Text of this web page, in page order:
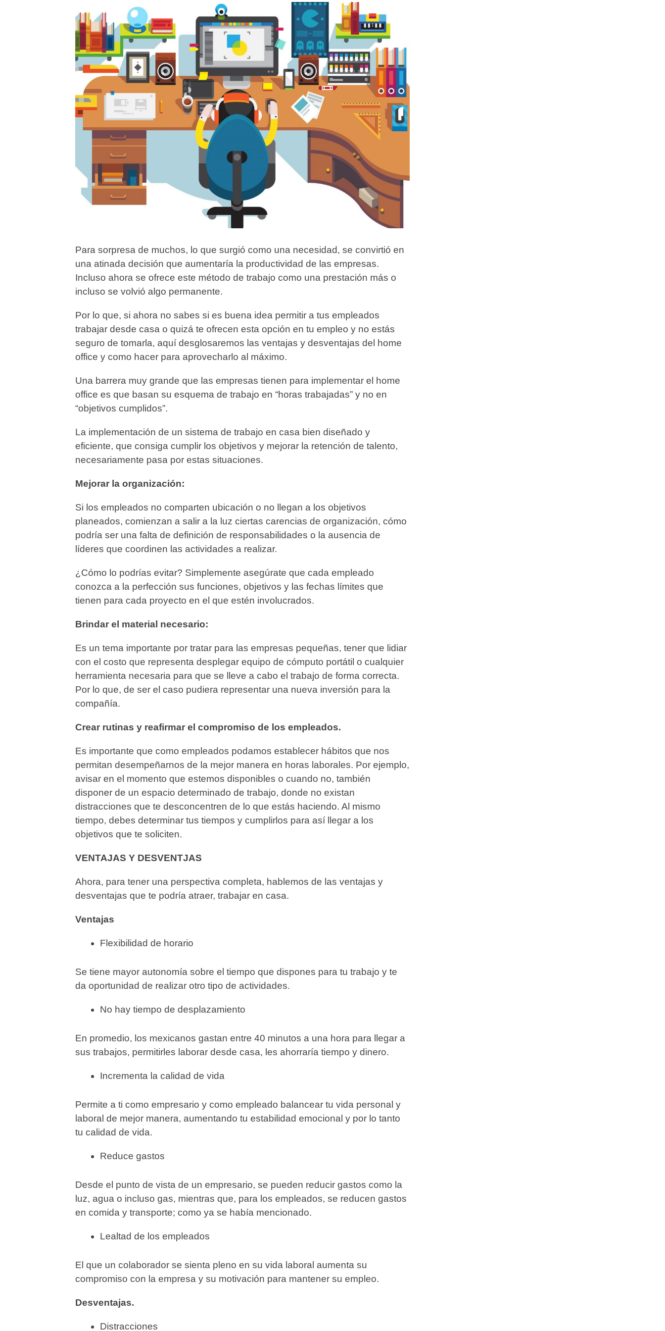
Para sorpresa de muchos, lo que surgió como una necesidad, se convirtió en
una atinada decisión que aumentaría la productividad de las empresas.
Incluso ahora se ofrece este método de trabajo como una prestación más o
incluso se volvió algo permanente.
Por lo que, si ahora no sabes si es buena idea permitir a tus empleados
trabajar desde casa o quizá te ofrecen esta opción en tu empleo y no estás
seguro de tomarla, aquí desglosaremos las ventajas y desventajas del home
office y como hacer para aprovecharlo al máximo.
Una barrera muy grande que las empresas tienen para implementar el home
office es que basan su esquema de trabajo en “horas trabajadas” y no en
“objetivos cumplidos”.
La implementación de un sistema de trabajo en casa bien diseñado y
eficiente, que consiga cumplir los objetivos y mejorar la retención de talento,
necesariamente pasa por estas situaciones.
Mejorar la organización:
Si los empleados no comparten ubicación o no llegan a los objetivos
planeados, comienzan a salir a la luz ciertas carencias de organización, cómo
podría ser una falta de definición de responsabilidades o la ausencia de
líderes que coordinen las actividades a realizar.
¿Cómo lo podrías evitar? Simplemente asegúrate que cada empleado
conozca a la perfección sus funciones, objetivos y las fechas límites que
tienen para cada proyecto en el que estén involucrados.
Brindar el material necesario:
Es un tema importante por tratar para las empresas pequeñas, tener que lidiar
con el costo que representa desplegar equipo de cómputo portátil o cualquier
herramienta necesaria para que se lleve a cabo el trabajo de forma correcta.
Por lo que, de ser el caso pudiera representar una nueva inversión para la
compañía.
Crear rutinas y reafirmar el compromiso de los empleados.
Es importante que como empleados podamos establecer hábitos que nos
permitan desempeñarnos de la mejor manera en horas laborales. Por ejemplo,
avisar en el momento que estemos disponibles o cuando no, también
disponer de un espacio determinado de trabajo, donde no existan
distracciones que te desconcentren de lo que estás haciendo. Al mismo
tiempo, debes determinar tus tiempos y cumplirlos para así llegar a los
objetivos que te soliciten.
VENTAJAS Y DESVENTJAS
Ahora, para tener una perspectiva completa, hablemos de las ventajas y
desventajas que te podría atraer, trabajar en casa.
Ventajas
Flexibilidad de horario
Se tiene mayor autonomía sobre el tiempo que dispones para tu trabajo y te
da oportunidad de realizar otro tipo de actividades.
No hay tiempo de desplazamiento
En promedio, los mexicanos gastan entre 40 minutos a una hora para llegar a
sus trabajos, permitirles laborar desde casa, les ahorraría tiempo y dinero.
Incrementa la calidad de vida
Permite a ti como empresario y como empleado balancear tu vida personal y
laboral de mejor manera, aumentando tu estabilidad emocional y por lo tanto
tu calidad de vida.
Reduce gastos
Desde el punto de vista de un empresario, se pueden reducir gastos como la
luz, agua o incluso gas, mientras que, para los empleados, se reducen gastos
en comida y transporte; como ya se había mencionado.
Lealtad de los empleados
El que un colaborador se sienta pleno en su vida laboral aumenta su
compromiso con la empresa y su motivación para mantener su empleo.
Desventajas.
Distracciones